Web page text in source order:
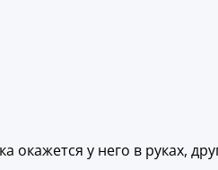
окажется у него в руках,